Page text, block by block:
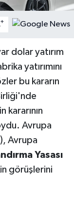
+
dolar yatırım
yatırımını
bu kararın
kararının
Avrupa
Avrupa
Yasası
görüşlerini